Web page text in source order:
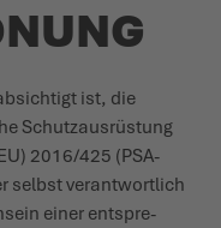
ist, die
Schutz­aus­rüstung
2016/425 (PSA-
selbst verant­wortlich
einer entspre­